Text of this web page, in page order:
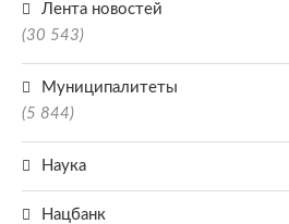
Лента новостей
(30 543)
Муниципалитеты
(5 844)
Наука
Нацбанк